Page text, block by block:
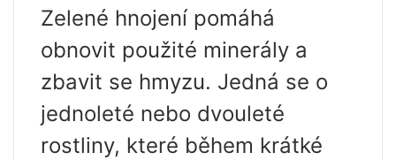
Zelené hnojení pomáhá
obnovit použité minerály a
zbavit se hmyzu. Jedná se o
jednoleté nebo dvouleté
rostliny, které během krátké